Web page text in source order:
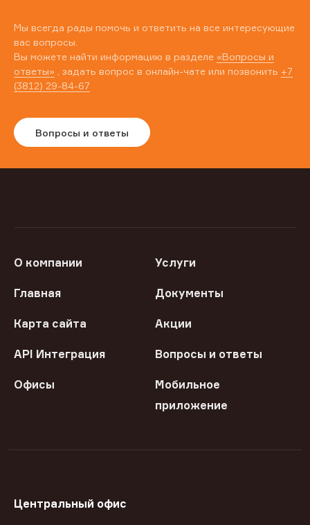
Мы всегда рады помочь и ответить на все интересующие
вас вопросы.
Вы можете найти информацию в разделе «Вопросы и
ответы» , задать вопрос в онлайн-чате или позвонить +7
(3812) 29-84-67
Вопросы и ответы
О компании Услуги
Главная Документы
Карта сайта Акции
API Интеграция Вопросы и ответы
Офисы
Мобильное
приложение
Центральный офис